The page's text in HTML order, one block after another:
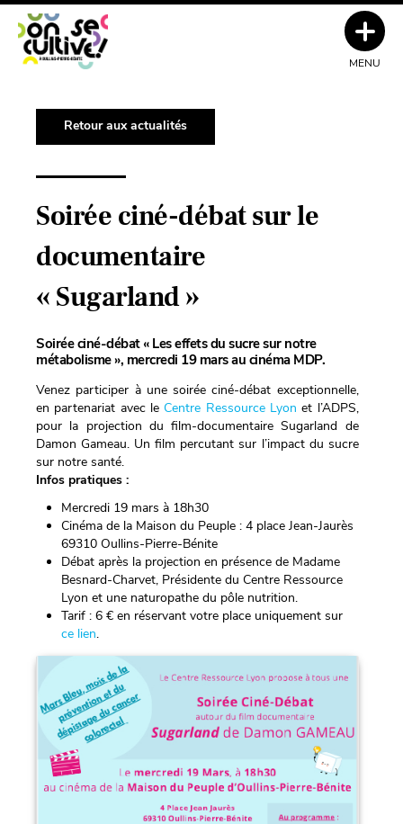
Retour aux actualités
Soirée ciné-débat sur le
documentaire
« Sugarland »
Soirée ciné-débat « Les effets du sucre sur notre
métabolisme », mercredi 19 mars au cinéma MDP.
Venez participer à une soirée ciné-débat exceptionnelle,
en partenariat avec leCentre Ressource Lyon et l’ADPS,
pour la projection du film-documentaire Sugarland de
Damon Gameau. Un film percutant sur l’impact du sucre
sur notre santé.
Infos pratiques :
Mercredi 19 mars à 18h30
Cinéma de la Maison du Peuple : 4 place Jean-Jaurès
69310 Oullins-Pierre-Bénite
Débat après la projection en présence de Madame
Besnard-Charvet, Présidente du Centre Ressource
Lyon et une naturopathe du pôle nutrition.
Tarif : 6 € en réservant votre place uniquement sur
ce lien.
MENU